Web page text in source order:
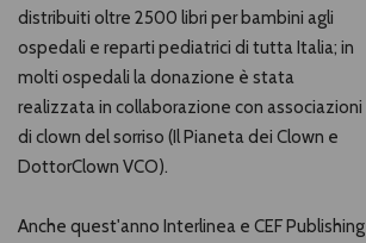
distribuiti oltre 2500 libri per bambini agli
ospedali e reparti pediatrici di tutta Italia; in
molti ospedali la donazione è stata
realizzata in collaborazione con associazioni
di clown del sorriso (Il Pianeta dei Clown e
DottorClown VCO).
Anche quest'anno Interlinea e CEF Publishing